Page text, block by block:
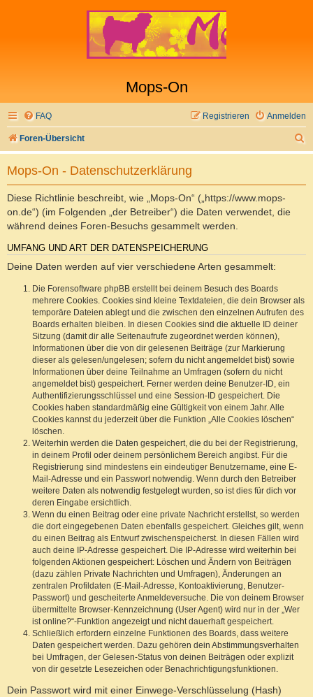
Mops-On
FAQ Anmelden
Registrieren
Foren-Übersicht
u
Mops-On - Datenschutzerklärung
Diese Richtlinie beschreibt, wie „Mops-On“ („https://www.mops-
on.de“) (im Folgenden „der Betreiber“) die Daten verwendet, die
während deines Foren-Besuchs gesammelt werden.
UMFANG UND ART DER DATENSPEICHERUNG
Deine Daten werden auf vier verschiedene Arten gesammelt:
Die Forensoftware phpBB erstellt bei deinem Besuch des Boards
mehrere Cookies. Cookies sind kleine Textdateien, die dein Browser als
temporäre Dateien ablegt und die zwischen den einzelnen Aufrufen des
Boards erhalten bleiben. In diesen Cookies sind die aktuelle ID deiner
Sitzung (damit dir alle Seitenaufrufe zugeordnet werden können),
Informationen über die von dir gelesenen Beiträge (zur Markierung
dieser als gelesen/ungelesen; sofern du nicht angemeldet bist) sowie
Informationen über deine Teilnahme an Umfragen (sofern du nicht
angemeldet bist) gespeichert. Ferner werden deine Benutzer-ID, ein
Authentifizierungsschlüssel und eine Session-ID gespeichert. Die
Cookies haben standardmäßig eine Gültigkeit von einem Jahr. Alle
Cookies kannst du jederzeit über die Funktion „Alle Cookies löschen“
löschen.
Weiterhin werden die Daten gespeichert, die du bei der Registrierung,
in deinem Profil oder deinem persönlichem Bereich angibst. Für die
Registrierung sind mindestens ein eindeutiger Benutzername, eine E-
Mail-Adresse und ein Passwort notwendig. Wenn durch den Betreiber
weitere Daten als notwendig festgelegt wurden, so ist dies für dich vor
deren Eingabe ersichtlich.
Wenn du einen Beitrag oder eine private Nachricht erstellst, so werden
die dort eingegebenen Daten ebenfalls gespeichert. Gleiches gilt, wenn
du einen Beitrag als Entwurf zwischenspeicherst. In diesen Fällen wird
auch deine IP-Adresse gespeichert. Die IP-Adresse wird weiterhin bei
folgenden Aktionen gespeichert: Löschen und Ändern von Beiträgen
(dazu zählen Private Nachrichten und Umfragen), Änderungen an
zentralen Profildaten (E-Mail-Adresse, Kontoaktivierung, Benutzer-
Passwort) und gescheiterte Anmeldeversuche. Die von deinem Browser
übermittelte Browser-Kennzeichnung (User Agent) wird nur in der „Wer
ist online?“-Funktion angezeigt und nicht dauerhaft gespeichert.
Schließlich erfordern einzelne Funktionen des Boards, dass weitere
Daten gespeichert werden. Dazu gehören dein Abstimmungsverhalten
bei Umfragen, der Gelesen-Status von deinen Beiträgen oder explizit
von dir gesetzte Lesezeichen oder Benachrichtigungsfunktionen.
Dein Passwort wird mit einer Einwege-Verschlüsselung (Hash)